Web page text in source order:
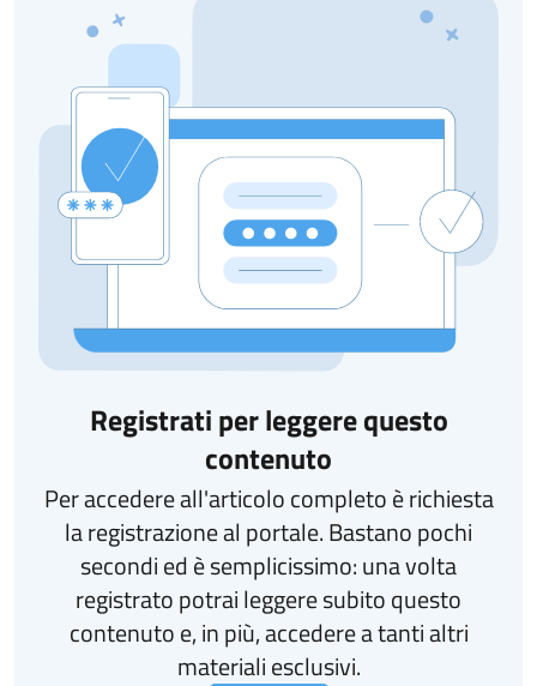
Registrati per leggere questo
contenuto
Per accedere all'articolo completo è richiesta
la registrazione al portale. Bastano pochi
secondi ed è semplicissimo: una volta
registrato potrai leggere subito questo
contenuto e, in più, accedere a tanti altri
materiali esclusivi.